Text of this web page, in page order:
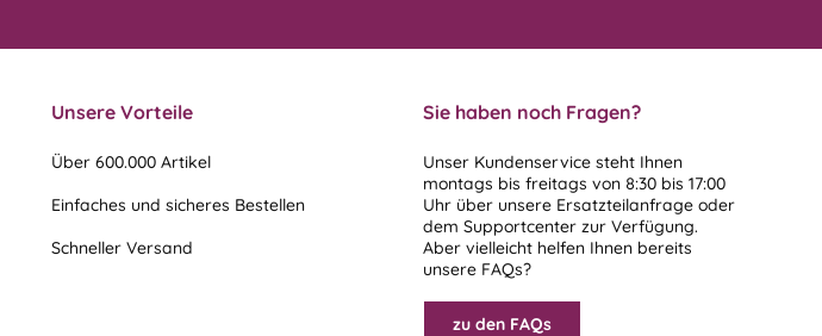
Unsere Vorteile
Über 600.000 Artikel
Einfaches und sicheres Bestellen
Schneller Versand
Sie haben noch Fragen?
Unser Kundenservice steht Ihnen
montags bis freitags von 8:30 bis 17:00
Uhr über unsere Ersatzteilanfrage oder
dem Supportcenter zur Verfügung.
Aber vielleicht helfen Ihnen bereits
unsere FAQs?
zu den FAQs